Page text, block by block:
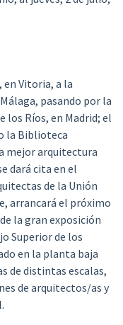
en Vitoria, a la
pasando por la
los Ríos, en Madrid; el
la Biblioteca
mejor arquitectura
dará cita en el
de la Unión
arrancará el próximo
la gran exposición
Superior de los
en la planta baja
de distintas escalas,
de arquitectos/as y